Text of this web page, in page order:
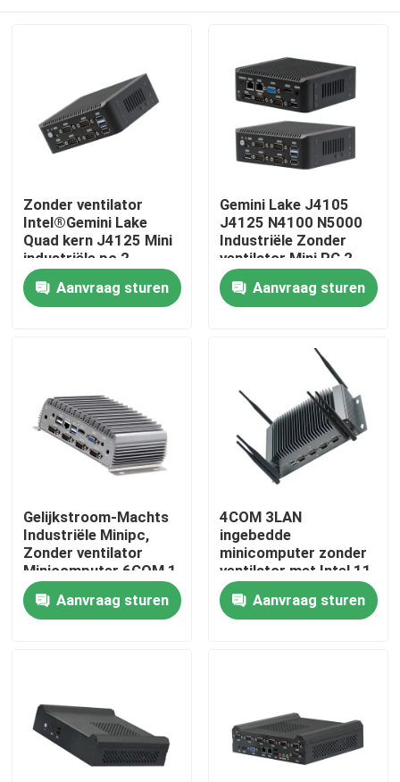
Thuis
Fabrieksreis
Contacteer ons
Vraag een offerte aan
industriële Comité PC
ruwe tabletpc
Zonder ventilator
Intel®Gemini Lake
Quad kern J4125 Mini
industriële pc 2
Gigabyte NIC 6COM
Nuc Aanvraag sturen
Gemini Lake J4105
J4125 N4100 N5000
Industriële Zonder
ventilator Mini PC 2
LAN 6COM Nuc
Aanvraag sturen
Gelijkstroom-Machts
Industriële Minipc,
Zonder ventilator
Minicomputer 6COM 1
LAN vierlingkern
J4205Aanvraag sturen
4COM 3LAN
ingebedde
minicomputer zonder
ventilator met Intel 11
Gen Tiger Lake 6305
CPU Aanvraag sturen